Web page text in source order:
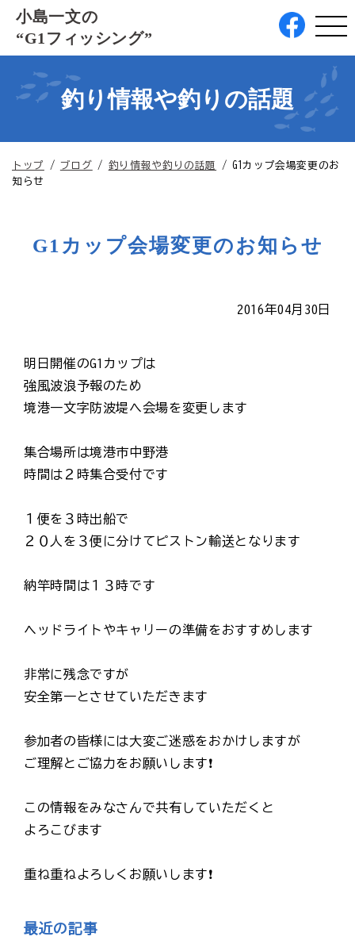
このページの本文へ
小島一文の
“G1フィッシング”
釣り情報や釣りの話題
現
在
トップ / ブログ / 釣り情報や釣りの話題 /G1カップ会場変更のお
知らせ
G1カップ会場変更のお知らせ
2016年04月30日
明日開催のG1カップは
強風波浪予報のため
境港一文字防波堤へ会場を変更します
集合場所は境港市中野港
時間は２時集合受付です
１便を３時出船で
２０人を３便に分けてピストン輸送となります
納竿時間は１３時です
ヘッドライトやキャリーの準備をおすすめします
非常に残念ですが
安全第一とさせていただきます
参加者の皆様には大変ご迷惑をおかけしますが
ご理解とご協力をお願いします❗
この情報をみなさんで共有していただくと
よろこびます
重ね重ねよろしくお願いします❗
最近の記事